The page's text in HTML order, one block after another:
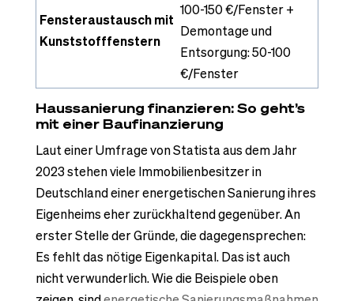
Fensteraustausch mit
Kunststofffenstern
100-150 €/Fenster +
Demontage und
Entsorgung: 50-100
€/Fenster
Haussanierung finanzieren: So geht’s
mit einer Baufinanzierung
Laut einer Umfrage von Statista aus dem Jahr
2023 stehen viele Immobilienbesitzer in
Deutschland einer energetischen Sanierung ihres
Eigenheims eher zurückhaltend gegenüber. An
erster Stelle der Gründe, die dagegensprechen:
Es fehlt das nötige Eigenkapital. Das ist auch
nicht verwunderlich. Wie die Beispiele oben